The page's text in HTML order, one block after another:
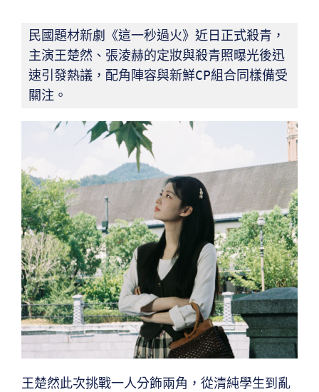
民國題材新劇《這一秒過火》近日正式殺青，
主演王楚然、張淩赫的定妝與殺青照曝光後迅
速引發熱議，配角陣容與新鮮CP組合同樣備受
關注。
王楚然此次挑戰一人分飾兩角，從清純學生到亂